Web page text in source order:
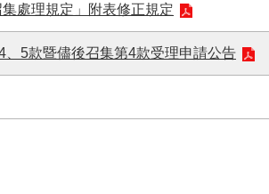
處理規定」附表修正規定
5款暨儘後召集第4款受理申請公告